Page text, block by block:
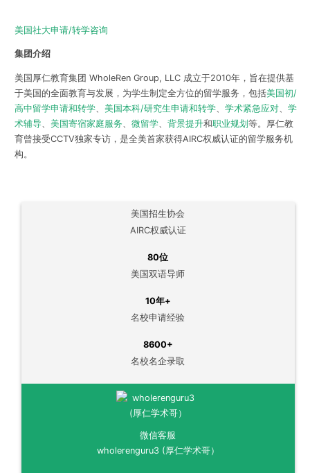
美国社大申请/转学咨询
集团介绍
美国厚仁教育集团 WholeRen Group, LLC 成立于2010年，旨在提供基
于美国的全面教育与发展，为学生制定全方位的留学服务，包括美国初/
高中留学申请和转学、 美国本科/研究生申请和转学、 学术紧急应对、 学
术辅导、 美国寄宿家庭服务、 微留学、 背景提升和职业规划 等。厚仁教
育曾接受CCTV独家专访，是全美首家获得AIRC权威认证的留学服务机
构。
美国招生协会
AIRC权威认证
80位
美国双语导师
10年+
名校申请经验
8600+
名校名企录取
微信客服
wholerenguru3 (厚仁学术哥）